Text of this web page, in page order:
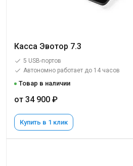
Касса Эвотор 7.3
5 USB-портов
Автономно работает до 14 часов
Товар в наличии
от 34 900 ₽
Купить в 1 клик